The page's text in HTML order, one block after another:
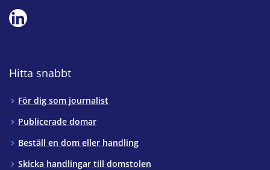
Hitta snabbt
För dig som journalist
Publicerade domar
Beställ en dom eller handling
Skicka handlingar till domstolen